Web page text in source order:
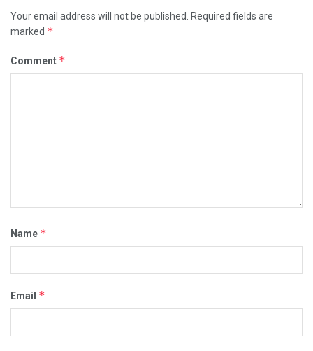
Your email address will not be published.
Required fields are
marked *
Comment *
Name *
Email *